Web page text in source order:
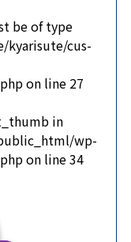
be of type
kyarisute/cus-
on line 27
in
wp-
on line34